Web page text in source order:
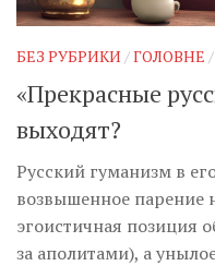
БЕЗ РУБРИКИ /ГОЛОВНЕ /
«Прекрасные
выходят?
Русский гуманизм в
возвышенное парение
эгоистичная позиция
за аполитами), а